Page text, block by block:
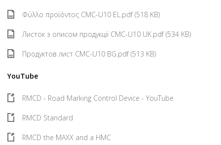
Φύλλο προϊόντος CMC-U10 EL.pdf (518 KB)
Листок з описом продукції CMC-U10 UK.pdf (534 KB)
Продуктов лист CMC-U10 BG.pdf (513 KB)
YouTube
RMCD - Road Marking Control Device - YouTube
RMCD Standard
RMCD the MAXX and a HMC